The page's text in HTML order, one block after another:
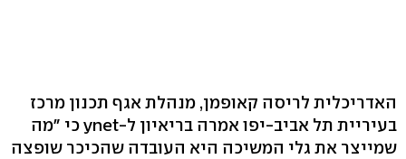
האדריכלית לריסה קאופמן, מנהלת אגף תכנון מרכז
בעיריית תל אביב-יפו אמרה בריאיון ל-ynet כי "מה
שמייצר את גלי המשיכה היא העובדה שהכיכר שופצה